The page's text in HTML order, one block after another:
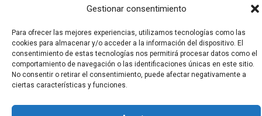
Gestionar consentimiento
Para ofrecer las mejores experiencias, utilizamos tecnologías como las
cookies para almacenar y/o acceder a la información del dispositivo. El
consentimiento de estas tecnologías nos permitirá procesar datos como el
comportamiento de navegación o las identificaciones únicas en este sitio.
No consentir o retirar el consentimiento, puede afectar negativamente a
ciertas características y funciones.
Todos los derechos © 2026 El Funerario Digital | Funciona